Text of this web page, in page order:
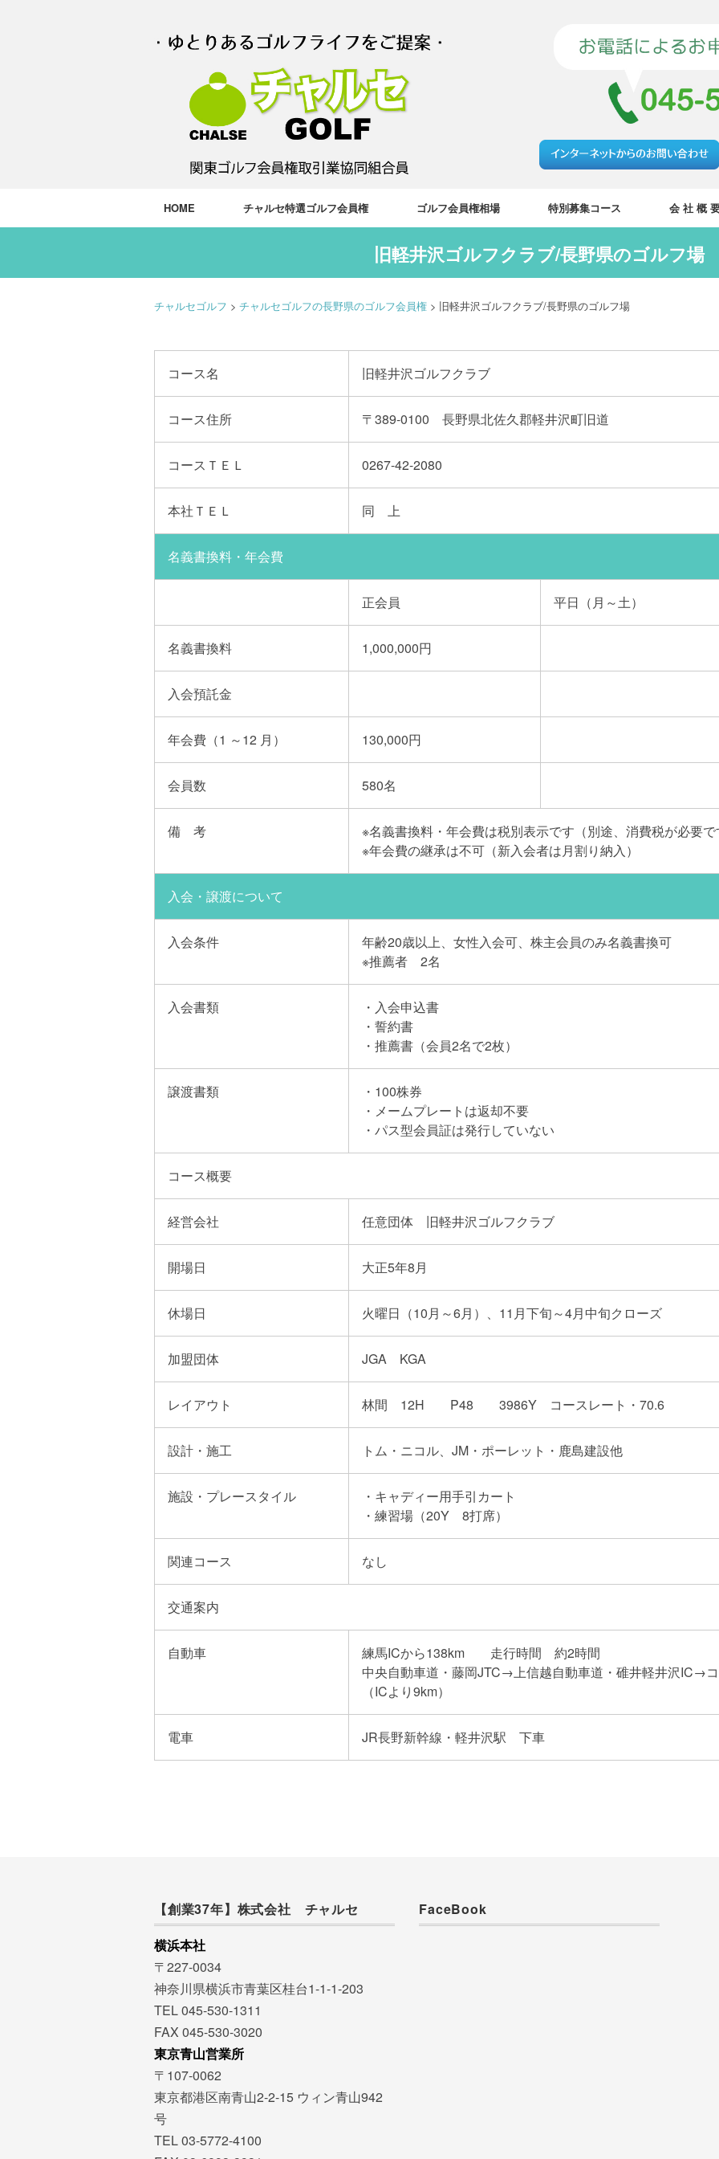
HOME チャルセ特選ゴルフ会員権 ゴルフ会員権相場 特別募集コース 会 社 概
旧軽井沢ゴルフクラブ/長野県のゴルフ場
チャルセゴルフ > チャルセゴルフの長野県のゴルフ会員権 > 旧軽井沢ゴルフクラブ/長野県のゴルフ場
コース名 旧軽井沢ゴルフクラブ
コース住所 〒389-0100 長野県北佐久郡軽井沢町旧道
コース ＴＥＬ 0267-42-2080
本社 ＴＥＬ 同 上
名義書換料・年会費
正会員 平日（月～土）
名義書換料 1,000,000円
入会預託金
年会費（1 ～12 月） 130,000円
会員数 580名
備 考
※名義書換料・年会費は税別表示です（別途、消費税が必要
※年会費の継承は不可（新入会者は月割り納入）
入会・譲渡について
入会条件
年齢20歳以上、女性入会可、株主会員のみ名義書換可
※推薦者 2名
入会書類
・入会申込書
・誓約書
・推薦書（会員2名で2枚）
譲渡書類
・100株券
・メームプレートは返却不要
・パス型会員証は発行していない
コース概要
経営会社 任意団体 旧軽井沢ゴルフクラブ
開場日 大正5年8月
休場日 火曜日（10月～6月）、11月下旬～4月中旬クローズ
加盟団体 JGA KGA
レイアウト 林間 12H P48 3986Y コースレート・70.6
設計・施工 トム・ニコル、JM・ポーレット・鹿島建設他
施設・プレースタイル
・キャディー用手引カート
・練習場（20Y 8打席）
関連コース なし
交通案内
自動車
練馬ICから138km 走行時間 約2時間
中央自動車道・藤岡JTC→上信越自動車道・碓井軽井沢IC→
（ICより9km）
電車 JR長野新幹線・軽井沢駅 下車
【創業37年】株式会社 チャルセ
横浜本社
〒227-0034
神奈川県横浜市青葉区桂台1-1-1-203
TEL 045-530-1311
FAX 045-530-3020
東京青山営業所
〒107-0062
東京都港区南青山2-2-15 ウィン青山942
号
TEL 03-5772-4100
FaceBook